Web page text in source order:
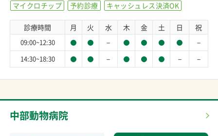
マイクロチップ
予約診療 キャッシュレス決済OK
診療時間 月 火 水 木 金 土 日 祝
09:00~12:30 － －
14:30~18:30 － － －
中部動物病院